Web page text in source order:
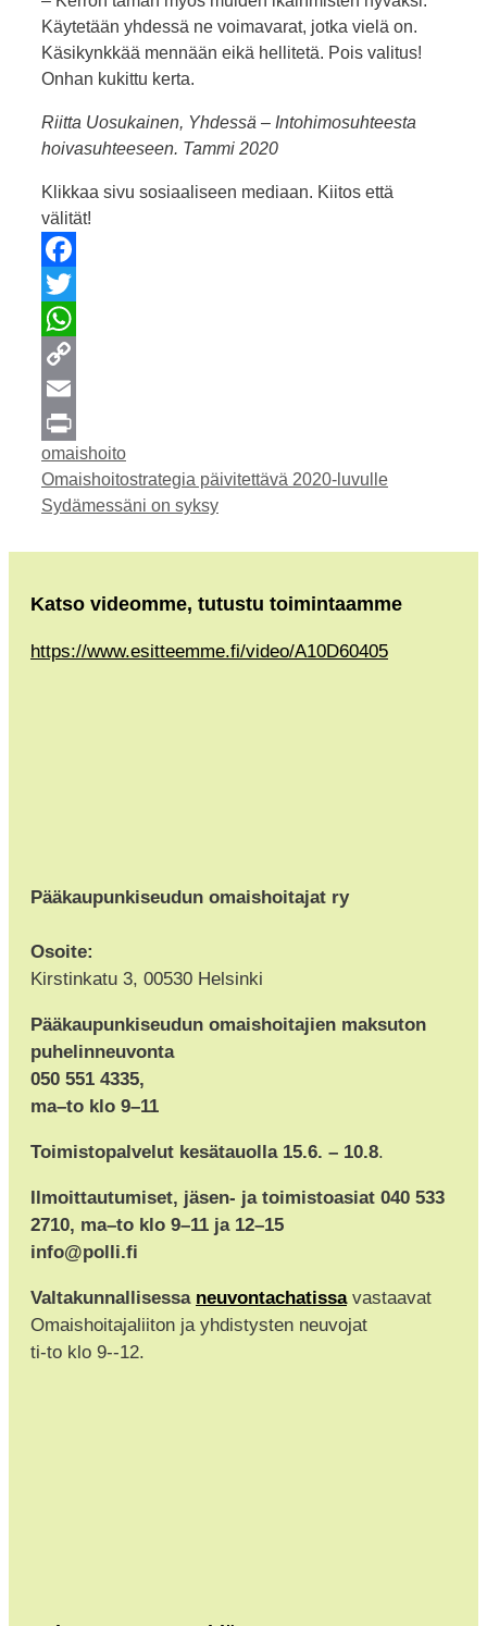
Käytetään yhdessä ne voimavarat, jotka vielä on.
Käsikynkkää mennään eikä hellitetä. Pois valitus!
Onhan kukittu kerta.
Riitta Uosukainen, Yhdessä – Intohimosuhteesta
hoivasuhteeseen. Tammi 2020
Klikkaa sivu sosiaaliseen mediaan. Kiitos että
välität!
Facebook
Twitter
WhatsApp
Copy
Link
Email
Print
Kategoriat
omaishoito
Omaishoitostrategia päivitettävä 2020-luvulle
Sydämessäni on syksy
Katso videomme, tutustu toimintaamme
https://www.esitteemme.fi/video/A10D60405
Pääkaupunkiseudun omaishoitajat ry
Osoite:
Kirstinkatu 3, 00530 Helsinki
Pääkaupunkiseudun omaishoitajien maksuton
puhelinneuvonta
050 551 4335,
ma–to klo 9–11
Toimistopalvelut kesätauolla 15.6. – 10.8.
Ilmoittautumiset, jäsen- ja toimistoasiat 040 533
2710, ma–to klo 9–11 ja 12–15
info@polli.fi
Valtakunnallisessa neuvontachatissavastaavat
Omaishoitajaliiton ja yhdistysten neuvojat
ti-to klo 9--12.